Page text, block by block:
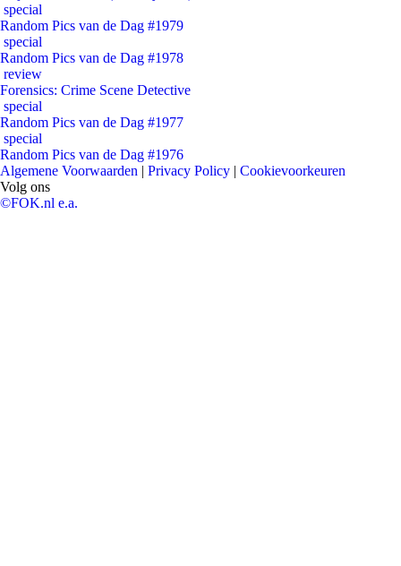
special
Random Pics van de Dag #1979
special
Random Pics van de Dag #1978
review
Forensics: Crime Scene Detective
special
Random Pics van de Dag #1977
special
Random Pics van de Dag #1976
Algemene Voorwaarden | Privacy Policy | Cookievoorkeuren
Volg ons
©FOK.nl e.a.